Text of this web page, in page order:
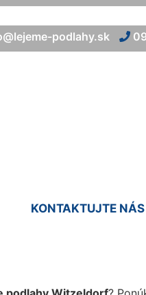
podlahy.sk
KONTAKTUJTE NÁS